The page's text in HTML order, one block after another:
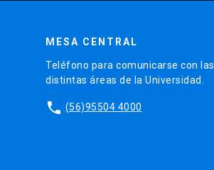
MESA CENTRAL
Teléfono para comunicarse con las
distintas áreas de la Universidad.
phone (56)95504 4000